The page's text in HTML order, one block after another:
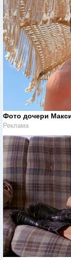
Фото дочери
Реклама